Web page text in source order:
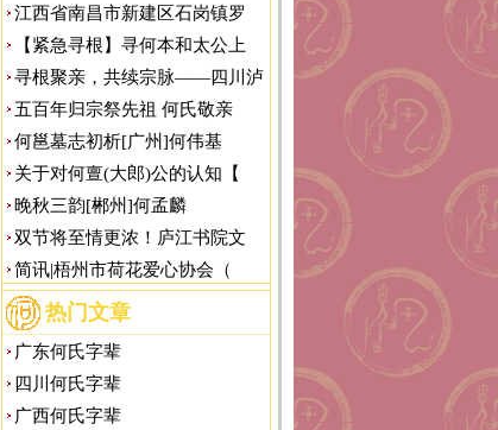
江西省南昌市新建区石岗镇罗
【紧急寻根】寻何本和太公上
寻根聚亲，共续宗脉——四川泸
五百年归宗祭先祖 何氏敬亲
何邕墓志初析[广州]何伟基
关于对何亶(大郎)公的认知【
晚秋三韵[郴州]何孟麟
双节将至情更浓！庐江书院文
简讯|梧州市荷花爱心协会（
热门文章
广东何氏字辈
四川何氏字辈
广西何氏字辈